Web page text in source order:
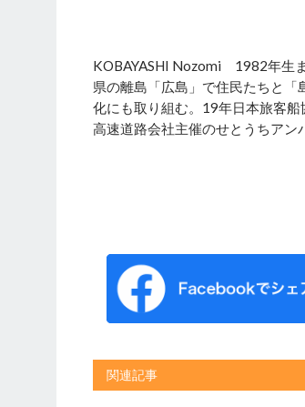
KOBAYASHI Nozomi 1982年生
県の離島「広島」で住民たちと
化にも取り組む。19年日本旅客
高速道路会社主催のせとうちアン
関連記事